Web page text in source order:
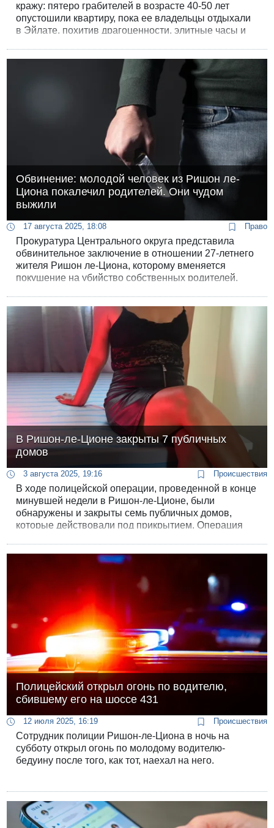
кражу: пятеро грабителей в возрасте 40-50 лет
опустошили квартиру, пока ее владельцы отдыхали
в Эйлате, похитив драгоценности, элитные часы и
Обвинение: молодой человек из Ришон ле-
Циона покалечил родителей. Они чудом
выжили
17 августа 2025, 18:08 Право
Прокуратура Центрального округа представила
обвинительное заключение в отношении 27-летнего
жителя Ришон ле-Циона, которому вменяется
покушение на убийство собственных родителей.
В Ришон-ле-Ционе закрыты 7 публичных
домов
3 августа 2025, 19:16 Происшествия
В ходе полицейской операции, проведенной в конце
минувшей недели в Ришон-ле-Ционе, были
обнаружены и закрыты семь публичных домов,
которые действовали под прикрытием. Операция
Полицейский открыл огонь по водителю,
сбившему его на шоссе 431
12 июля 2025, 16:19 Происшествия
Сотрудник полиции Ришон-ле-Циона в ночь на
субботу открыл огонь по молодому водителю-
бедуину после того, как тот, наехал на него.